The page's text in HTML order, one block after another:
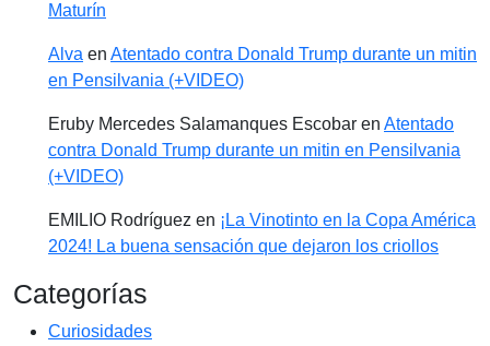
Maturín
Alva en Atentado contra Donald Trump durante un mitin
en Pensilvania (+VIDEO)
Eruby Mercedes Salamanques Escobar en Atentado
contra Donald Trump durante un mitin en Pensilvania
(+VIDEO)
EMILIO Rodríguez en ¡La Vinotinto en la Copa América
2024! La buena sensación que dejaron los criollos
Categorías
Curiosidades